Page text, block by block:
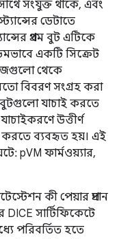
সংযুক্ত থাকে, এবং
ডেটাতে
প্রথম বুট এটিকে
একটি সিক্রেট
থেকে
বিবরণ সংগ্রহ করা
বুটগুলো যাচাই করতে
উত্তীর্ণ
করতে ব্যবহৃত হয়। এই
pVM ফার্মওয়্যার,
কী পেয়ার প্রদান
সার্টিফিকেটে
পরিবর্তিত হতে